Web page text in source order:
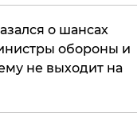
о шансах
обороны и
не выходит на